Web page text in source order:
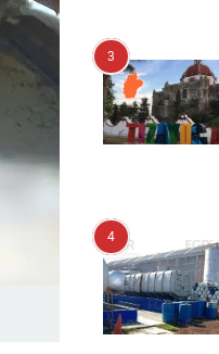
3
4